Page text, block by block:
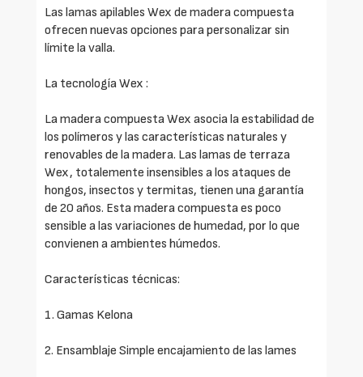
Las lamas apilables Wex de madera compuesta
ofrecen nuevas opciones para personalizar sin
límite la valla.
La tecnología Wex :
La madera compuesta Wex asocia la estabilidad de
los polímeros y las características naturales y
renovables de la madera. Las lamas de terraza
Wex, totalemente insensibles a los ataques de
hongos, insectos y termitas, tienen una garantía
de 20 años. Esta madera compuesta es poco
sensible a las variaciones de humedad, por lo que
convienen a ambientes húmedos.
Características técnicas:
1. Gamas Kelona
2. Ensamblaje Simple encajamiento de las lames